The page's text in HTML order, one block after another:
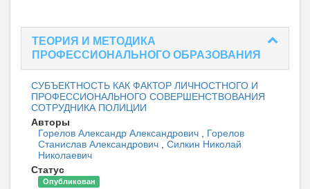
ТЕОРИЯ И МЕТОДИКА
ПРОФЕССИОНАЛЬНОГО ОБРАЗОВАНИЯ
СУБЪЕКТНОСТЬ КАК ФАКТОР ЛИЧНОСТНОГО И
ПРОФЕССИОНАЛЬНОГО СОВЕРШЕНСТВОВАНИЯ
СОТРУДНИКА ПОЛИЦИИ
Авторы
Горелов Александр Александрович
Горелов
Станислав Александрович
Силкин Николай
Николаевич
Статус
Опубликован